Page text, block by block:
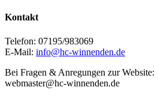
Kontakt
Telefon: 07195/983069
E-Mail: info@hc-winnenden.de
Bei Fragen & Anregungen zur Website:
webmaster@hc-winnenden.de